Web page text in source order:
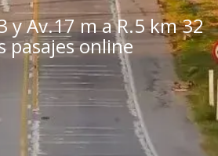
y Av.17 m a R.5 km 32
online